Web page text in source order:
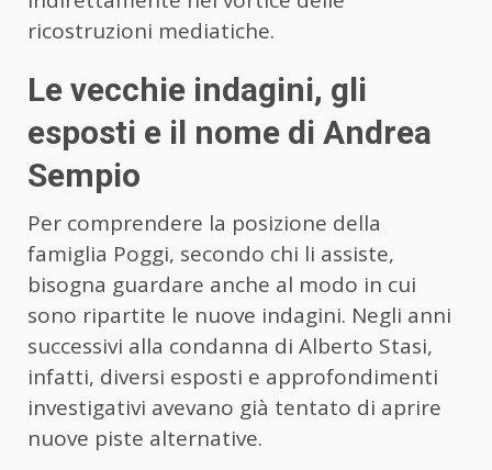
ricostruzioni mediatiche.
Le vecchie indagini, gli
esposti e il nome di Andrea
Sempio
Per comprendere la posizione della
famiglia Poggi, secondo chi li assiste,
bisogna guardare anche al modo in cui
sono ripartite le nuove indagini. Negli anni
successivi alla condanna di Alberto Stasi,
infatti, diversi esposti e approfondimenti
investigativi avevano già tentato di aprire
nuove piste alternative.